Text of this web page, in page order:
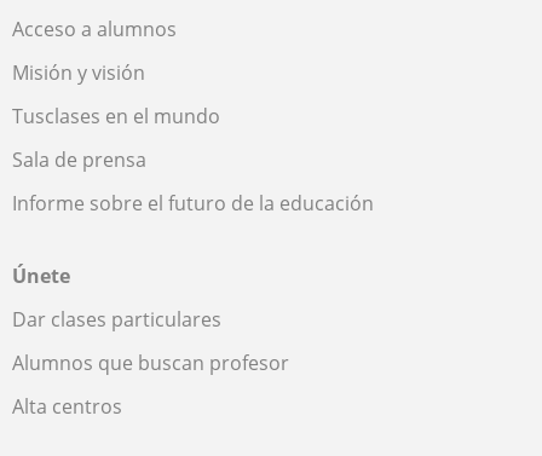
Acceso a alumnos
Misión y visión
Tusclases en el mundo
Sala de prensa
Informe sobre el futuro de la educación
Únete
Dar clases particulares
Alumnos que buscan profesor
Alta centros